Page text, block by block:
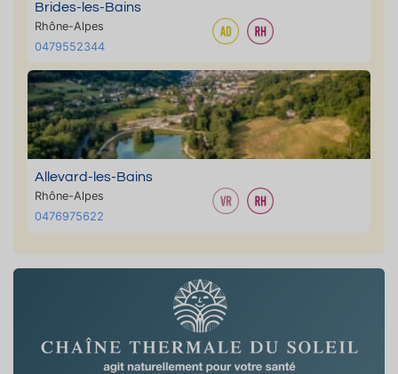
Brides-les-Bains
Rhône-Alpes
0479552344
Allevard-les-Bains
Rhône-Alpes
0476975622